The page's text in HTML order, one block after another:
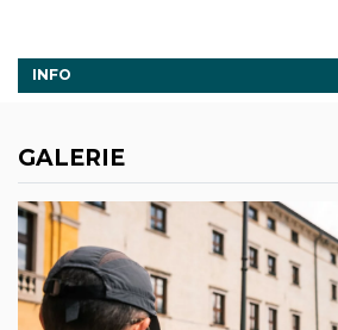
INFO
GALERIE